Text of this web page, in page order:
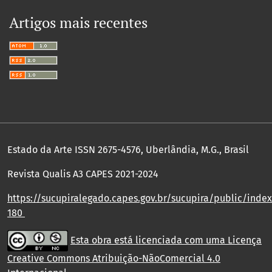
Artigos mais recentes
Estado da Arte ISSN 2675-4576, Uberlândia, M.G., Brasil
Revista Qualis A3 CAPES 2021-2024
https://sucupiralegado.capes.gov.br/sucupira/public/
180
Esta obra está licenciada com uma Licença
Creative Commons Atribuição-NãoComercial 4.0